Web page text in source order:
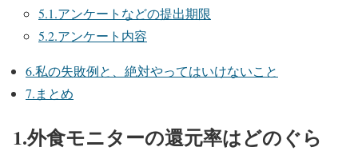
5.1.アンケートなどの提出期限
5.2.アンケート内容
6.私の失敗例と、絶対やってはいけないこと
7.まとめ
1.外食モニターの還元率はどのぐら